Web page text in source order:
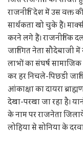
राजनीति देश में उस वक्त
सार्थकता खो चुके हैं।
करने लगे हैं। राजनीतिक
जातिगत नेता सौदेबाजी
लाभों का संघर्ष
कर हर निचले-पिछडी
आंकाक्षा का दायरा
देखा-परखा जा रहा है।
के नाम पर राजनेता
लोहिया से सोनिया के